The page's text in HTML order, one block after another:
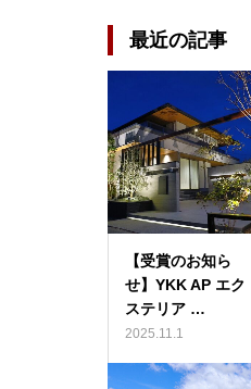
最近の記事
【受賞のお知ら
せ】YKK AP エク
ステリア …
2025.11.1